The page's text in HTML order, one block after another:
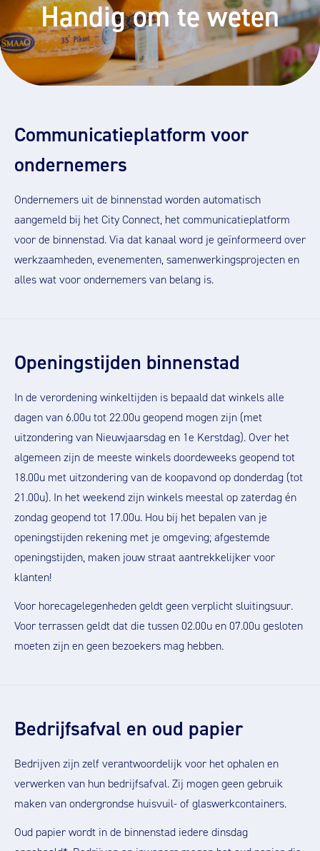
Handig om te weten
Communicatieplatform voor
ondernemers
Ondernemers uit de binnenstad worden automatisch
aangemeld bij het City Connect, het communicatieplatform
voor de binnenstad. Via dat kanaal word je geïnformeerd over
werkzaamheden, evenementen, samenwerkingsprojecten en
alles wat voor ondernemers van belang is.
Openingstijden binnenstad
In de verordening winkeltijden is bepaald dat winkels alle
dagen van 6.00u tot 22.00u geopend mogen zijn (met
uitzondering van Nieuwjaarsdag en 1e Kerstdag). Over het
algemeen zijn de meeste winkels doordeweeks geopend tot
18.00u met uitzondering van de koopavond op donderdag (tot
21.00u). In het weekend zijn winkels meestal op zaterdag én
zondag geopend tot 17.00u. Hou bij het bepalen van je
openingstijden rekening met je omgeving; afgestemde
openingstijden, maken jouw straat aantrekkelijker voor
klanten!
Voor horecagelegenheden geldt geen verplicht sluitingsuur.
Voor terrassen geldt dat die tussen 02.00u en 07.00u gesloten
moeten zijn en geen bezoekers mag hebben.
Bedrijfsafval en oud papier
Bedrijven zijn zelf verantwoordelijk voor het ophalen en
verwerken van hun bedrijfsafval. Zij mogen geen gebruik
maken van ondergrondse huisvuil- of glaswerkcontainers.
Oud papier wordt in de binnenstad iedere dinsdag